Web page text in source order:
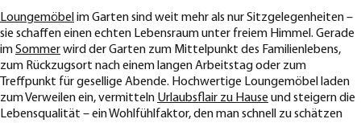
Loungemöbel im Garten sind weit mehr als nur Sitzgelegenheiten –
sie schaffen einen echten Lebensraum unter freiem Himmel. Gerade
imSommerwird der Garten zum Mittelpunkt des Familienlebens,
zum Rückzugsort nach einem langen Arbeitstag oder zum
Treffpunkt für gesellige Abende. Hochwertige Loungemöbel laden
zum Verweilen ein, vermitteln Urlaubsflair zu Hause und steigern die
Lebensqualität – ein Wohlfühlfaktor, den man schnell zu schätzen